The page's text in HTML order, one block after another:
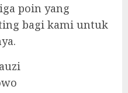
poin yang
bagi kami untuk